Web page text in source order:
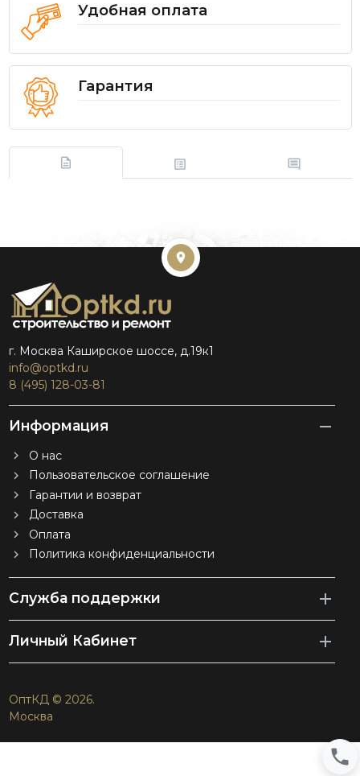
Удобная оплата
Гарантия
г. Москва Каширское шоссе, д.19к1
info@optkd.ru
8 (495) 128-03-81
Информация
О нас
Пользовательское соглашение
Гарантии и возврат
Доставка
Оплата
Политика конфиденциальности
Служба поддержки
Личный Кабинет
ОптКД © 2026.
Москва